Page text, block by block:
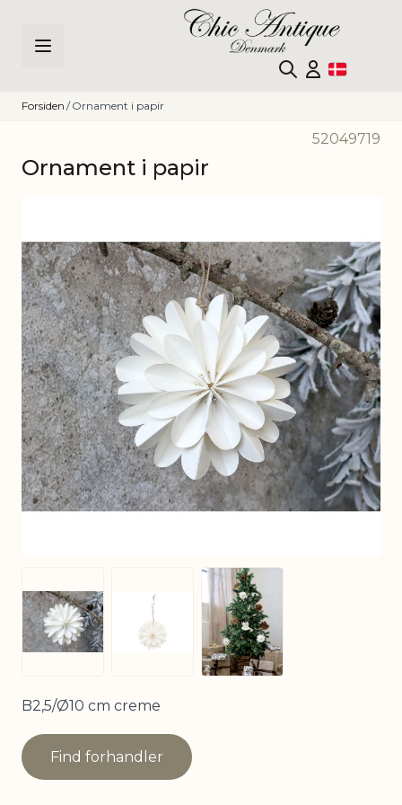
Forsiden / Ornament i papir
52049719
Ornament i papir
View larger imageView larger image
View larger image
B2,5/Ø10 cm creme
Find forhandler